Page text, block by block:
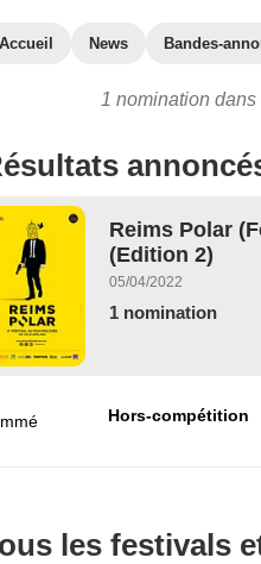
Accueil News Bandes-
1 nomination
Reims Polar
(Edition 2)
05/04/2022
1 nomination
Hors-compétition
les festivals